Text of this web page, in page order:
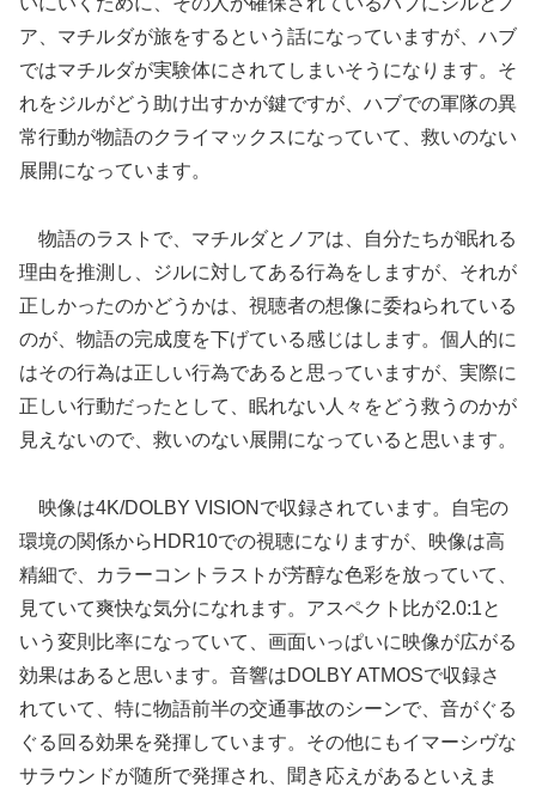
ア、マチルダが旅をするという話になっていますが、ハブ
ではマチルダが実験体にされてしまいそうになります。そ
れをジルがどう助け出すかが鍵ですが、ハブでの軍隊の異
常行動が物語のクライマックスになっていて、救いのない
展開になっています。
物語のラストで、マチルダとノアは、自分たちが眠れる
理由を推測し、ジルに対してある行為をしますが、それが
正しかったのかどうかは、視聴者の想像に委ねられている
のが、物語の完成度を下げている感じはします。個人的に
はその行為は正しい行為であると思っていますが、実際に
正しい行動だったとして、眠れない人々をどう救うのかが
見えないので、救いのない展開になっていると思います。
映像は4K/DOLBY VISIONで収録されています。自宅の
環境の関係からHDR10での視聴になりますが、映像は高
精細で、カラーコントラストが芳醇な色彩を放っていて、
見ていて爽快な気分になれます。アスペクト比が2.0:1と
いう変則比率になっていて、画面いっぱいに映像が広がる
効果はあると思います。音響はDOLBY ATMOSで収録さ
れていて、特に物語前半の交通事故のシーンで、音がぐる
ぐる回る効果を発揮しています。その他にもイマーシヴな
サラウンドが随所で発揮され、聞き応えがあるといえま